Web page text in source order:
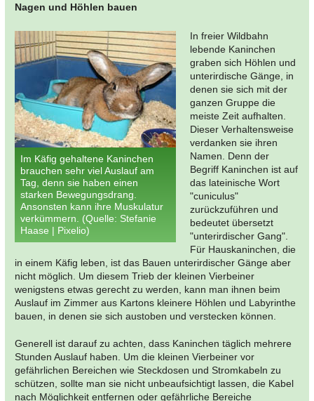
Nagen und Höhlen bauen
Im Käfig gehaltene Kaninchen
brauchen sehr viel Auslauf am
Tag, denn sie haben einen
starken Bewegungsdrang.
Ansonsten kann ihre Muskulatur
verkümmern. (Quelle: Stefanie
Haase | Pixelio)
In freier Wildbahn
lebende Kaninchen
graben sich Höhlen und
unterirdische Gänge, in
denen sie sich mit der
ganzen Gruppe die
meiste Zeit aufhalten.
Dieser Verhaltensweise
verdanken sie ihren
Namen. Denn der
Begriff Kaninchen ist auf
das lateinische Wort
"cuniculus"
zurückzuführen und
bedeutet übersetzt
"unterirdischer Gang".
Für Hauskaninchen, die
in einem Käfig leben, ist das Bauen unterirdischer Gänge aber
nicht möglich. Um diesem Trieb der kleinen Vierbeiner
wenigstens etwas gerecht zu werden, kann man ihnen beim
Auslauf im Zimmer aus Kartons kleinere Höhlen und Labyrinthe
bauen, in denen sie sich austoben und verstecken können.
Generell ist darauf zu achten, dass Kaninchen täglich mehrere
Stunden Auslauf haben. Um die kleinen Vierbeiner vor
gefährlichen Bereichen wie Steckdosen und Stromkabeln zu
schützen, sollte man sie nicht unbeaufsichtigt lassen, die Kabel
nach Möglichkeit entfernen oder gefährliche Bereiche